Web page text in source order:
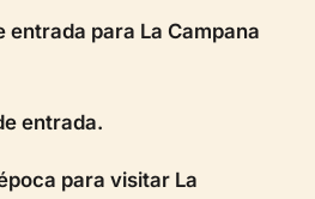
entrada para La Campana
entrada.
para visitar La